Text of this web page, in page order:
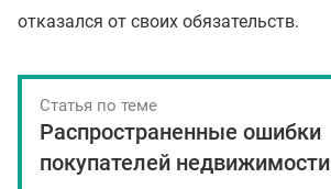
отказался от своих обязательств.
Статья по теме
Распространенные ошибки
покупателей недвижимости